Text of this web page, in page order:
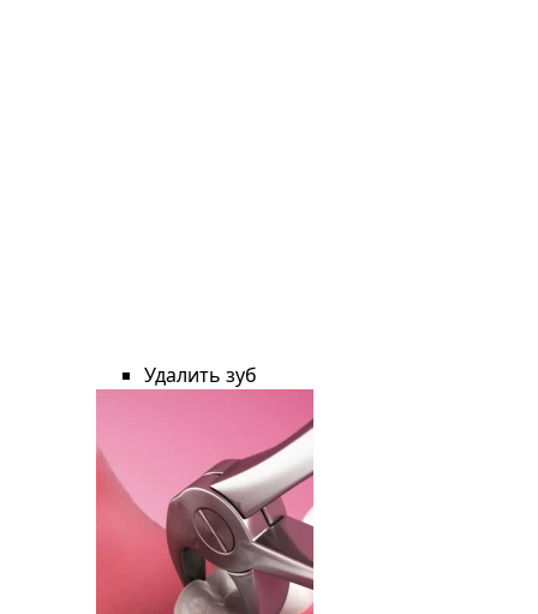
Удалить зуб